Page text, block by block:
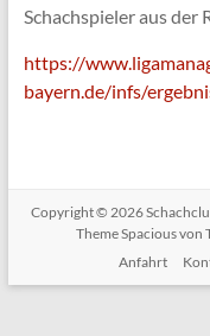
Schachspieler aus der
https://
bayern.de/infs/
Copyright © 2026
ThemeSpaciousvon
Anfahrt